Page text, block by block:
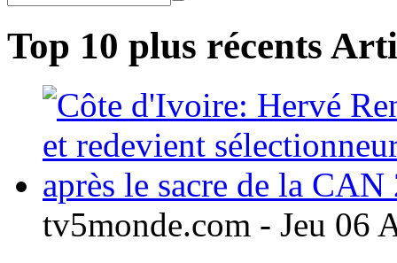
Top 10 plus récents
tv5monde.com - Jeu 06